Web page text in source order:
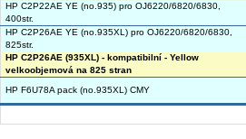
HP C2P22AE YE (no.935) pro OJ6220/6820/6830,
400str.
HP C2P26AE YE (no.935XL) pro OJ6220/6820/6830,
825str.
HP C2P26AE (935XL) - kompatibilní - Yellow
velkoobjemová na 825 stran
HP F6U78A pack (no.935XL) CMY